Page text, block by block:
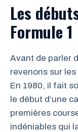
Les
Formule 1
Avant de parler
revenons sur les
En 1980, il fait
le début d’une
premières
indéniables qui